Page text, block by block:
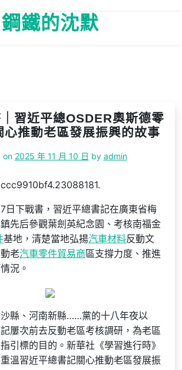
鋼鐵的沈默
習近平總OSDER奧斯德零
心推動老區發展振興的故事
on 2025 年 11 月 10 日 by admin
7日下戰書，習近平總書記在廣東省梅
先后參觀葉劍英紀念園、考核南福金
基地，清楚當地弘揚汽車材料反動文
老汽車零件貿易商區支撐力度、推進
況。
縣、河南新縣……黨的十八年夜以
屢次前去反動老區考核調研，為老區
引標的目的。新華社《學習進行時》
溫習近平總書記關心推動老區發展振